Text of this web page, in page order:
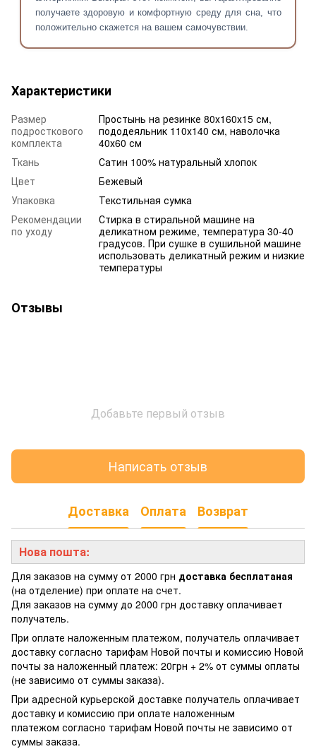
получаете здоровую и комфортную среду для сна, что
положительно скажется на вашем самочувствии.
Характеристики
Размер
подросткового
комплекта
Простынь на резинке 80х160х15 см,
пододеяльник 110х140 см, наволочка
40х60 см
Ткань
Сатин 100% натуральный хлопок
Цвет
Бежевый
Упаковка
Текстильная сумка
Рекомендации
по уходу
Стирка в стиральной машине на
деликатном режиме, температура 30-40
градусов. При сушке в сушильной машине
использовать деликатный режим и низкие
температуры
Отзывы
Добавьте первый отзыв
Написать отзыв
Доставка Оплата Возврат
Нова пошта:
Для заказов на сумму от 2000 грн доставка бесплатаная
(на отделение) при оплате на счет.
Для заказов на сумму до 2000 грн доставку оплачивает
получатель.
При оплате наложенным платежом, получатель оплачивает
доставку согласно тарифам Новой почты и комиссию Новой
почты за наложенный платеж: 20грн + 2% от суммы оплаты
(не зависимо от суммы заказа).
При адресной курьерской доставке получатель оплачивает
доставку и комиссию при оплате наложенным
платежом согласно тарифам Новой почты не зависимо от
суммы заказа.